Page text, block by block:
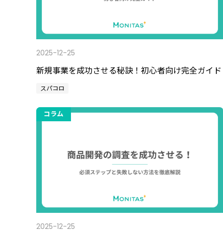
2025-12-25
新規事業を成功させる秘訣！初心者向け完全ガイド
スパコロ
コラム
2025-12-25